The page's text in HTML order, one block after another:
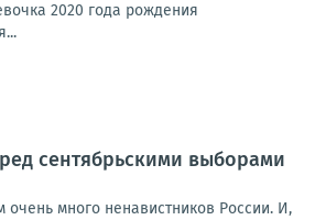
2020 года рождения
сентябрьскими выборами
много ненавистников России. И,